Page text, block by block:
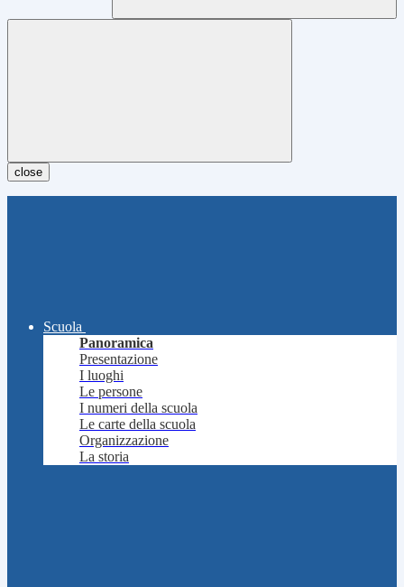
close
Scuola
Panoramica
Presentazione
I luoghi
Le persone
I numeri della scuola
Le carte della scuola
Organizzazione
La storia